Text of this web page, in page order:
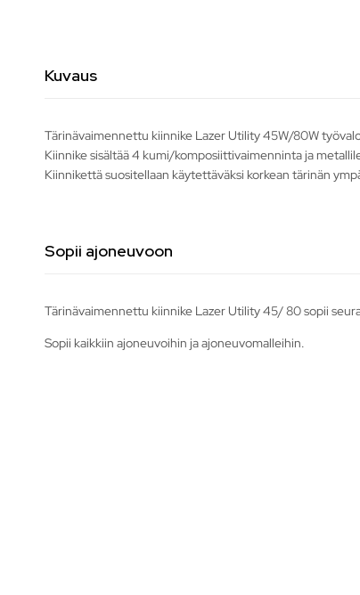
Kuvaus
Tärinävaimennettu kiinnike Lazer Utility 45W/80W
Kiinnike sisältää 4 kumi/komposiittivaimenninta ja
Kiinnikettä suositellaan käytettäväksi korkean tärinän
Sopii ajoneuvoon
Tärinävaimennettu kiinnike Lazer Utility 45/ 80 sopii
Sopii kaikkiin ajoneuvoihin ja ajoneuvomalleihin.